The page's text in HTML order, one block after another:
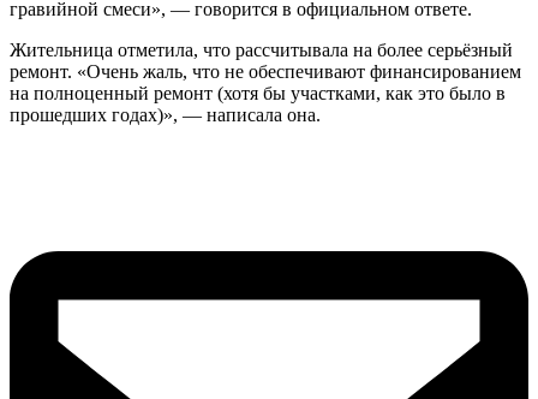
гравийной смеси», — говорится в официальном ответе.
Жительница отметила, что рассчитывала на более серьёзный
ремонт. «Очень жаль, что не обеспечивают финансированием
на полноценный ремонт (хотя бы участками, как это было в
прошедших годах)», — написала она.